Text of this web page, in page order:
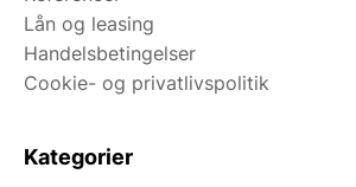
Lån og leasing
Handelsbetingelser
Cookie- og privatlivspolitik
Kategorier